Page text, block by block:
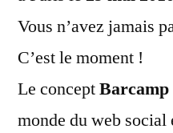
Vous n’avez jamais
C’est le moment !
Le conceptBarcamp
monde du web social